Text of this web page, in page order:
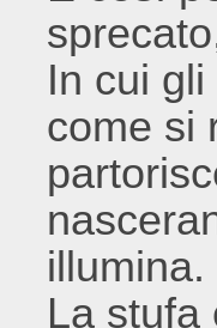
In cui
come si
illumina.
La stufa